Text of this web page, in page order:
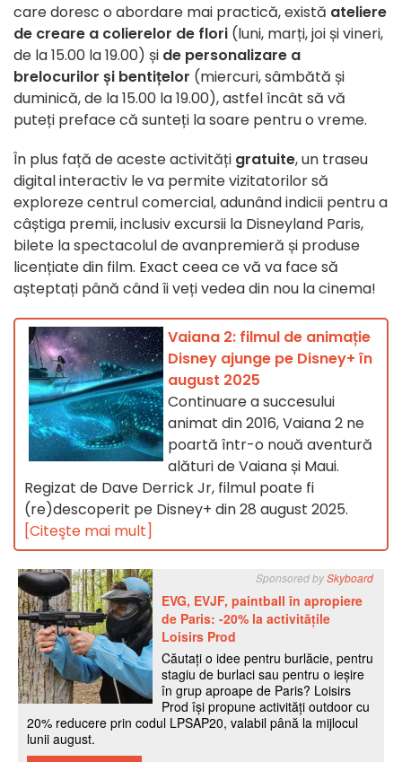
care doresc o abordare mai practică, există ateliere
de creare a colierelor de flori (luni, marți, joi și vineri,
de la 15.00 la 19.00) și de personalizare a
brelocurilor și bentițelor (miercuri, sâmbătă și
duminică, de la 15.00 la 19.00), astfel încât să vă
puteți preface că sunteți la soare pentru o vreme.
În plus față de aceste activități gratuite, un traseu
digital interactiv le va permite vizitatorilor să
exploreze centrul comercial, adunând indicii pentru a
câștiga premii, inclusiv excursii la Disneyland Paris,
bilete la spectacolul de avanpremieră și produse
licențiate din film. Exact ceea ce vă va face să
așteptați până când îi veți vedea din nou la cinema!
Vaiana 2: filmul de animație
Disney ajunge pe Disney+ în
august 2025
Continuare a succesului
animat din 2016, Vaiana 2 ne
poartă într-o nouă aventură
alături de Vaiana și Maui.
Regizat de Dave Derrick Jr, filmul poate fi
(re)descoperit pe Disney+ din 28 august 2025.
[Citeşte mai mult]